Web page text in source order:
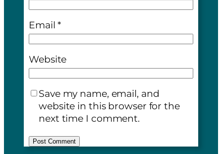
Email*
Website
Save my name, email, and
website in this browser for the
next time I comment.